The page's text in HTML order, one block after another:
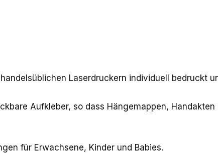
Laserdruckern individuell bedruckt
Aufkleber, so dass Hängemappen,
für Erwachsene, Kinder und Babies.